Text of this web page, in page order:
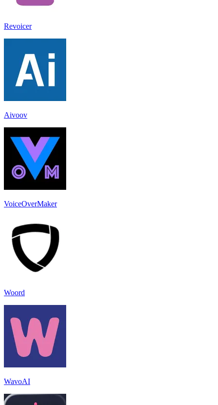
Revoicer
Aivoov
VoiceOverMaker
Woord
WavoAI